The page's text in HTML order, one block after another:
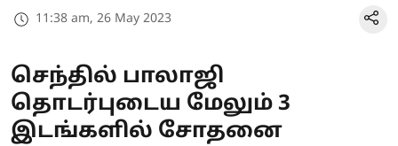
11:38 am, 26 May 2023
செந்தில் பாலாஜி
தொடர்புடைய மேலும் 3
இடங்களில் சோதனை